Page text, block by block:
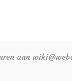
aan